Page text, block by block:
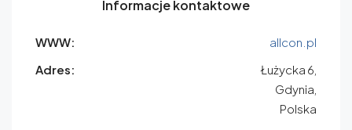
Informacje kontaktowe
WWW:
allcon.pl
Adres:
Łużycka 6,
Gdynia,
Polska